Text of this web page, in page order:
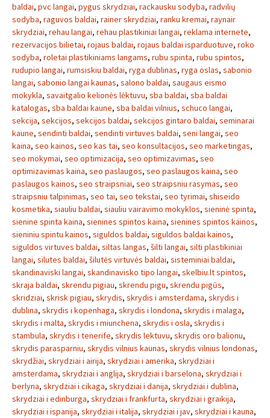
baldai, pvc langai, pygus skrydziai, rackausku sodyba, radvilių
sodyba, raguvos baldai, rainer skrydziai, ranku kremai, raynair
skrydziai, rehau langai, rehau plastikiniai langai, reklama internete,
rezervacijos bilietai, rojaus baldai, rojaus baldai isparduotuve, roko
sodyba, roletai plastikiniams langams, rubu spinta, rubu spintos,
rudupio langai, rumsiskiu baldai, ryga dublinas, ryga oslas, sabonio
langai, sabonio langai kaunas, salono baldai, saugaus eismo
mokykla, savaitgalio kelionės lėktuvu, sba baldai, sba baldai
katalogas, sba baldai kaune, sba baldai vilnius, schuco langai,
sekcija, sekcijos, sekcijos baldai, sekcijos gintaro baldai, seminarai
kaune, sendinti baldai, sendinti virtuves baldai, seni langai, seo
kaina, seo kainos, seo kas tai, seo konsultacijos, seo marketingas,
seo mokymai, seo optimizacija, seo optimizavimas, seo
optimizavimas kaina, seo paslaugos, seo paslaugos kaina, seo
paslaugos kainos, seo straipsniai, seo straipsniu rasymas, seo
straipsniu talpinimas, seo tai, seo tekstai, seo tyrimai, shiseido
kosmetika, siauliu baldai, siauliu vairavimo mokyklos, sieninė spinta,
sienine spinta kaina, sienines spintos kaina, sienines spintos kainos,
sieniniu spintu kainos, siguldos baldai, siguldos baldai kainos,
siguldos virtuves baldai, siltas langas, šilti langai, silti plastikiniai
langai, silutes baldai, šilutės virtuvės baldai, sisteminiai baldai,
skandinaviski langai, skandinavisko tipo langai, skelbiu.lt spintos,
skraja baldai, skrendu pigiau, skrendu pigu, skrendu pigūs,
skridziai, skrisk pigiau, skrydis, skrydis i amsterdama, skrydis i
dublina, skrydis i kopenhaga, skrydis i londona, skrydis i malaga,
skrydis i malta, skrydis i miunchena, skrydis i osla, skrydis i
stambula, skrydis i tenerife, skrydis lektuvu, skrydis oro balionu,
skrydis parasparniu, skrydis vilnius kaunas, skrydis vilnius londonas,
skrydžiai, skrydziai i airija, skrydziai i amerika, skrydziai i
amsterdama, skrydziai i anglija, skrydziai i barselona, skrydziai i
berlyna, skrydziai i cikaga, skrydziai i danija, skrydziai i dublina,
skrydziai i edinburga, skrydziai i frankfurta, skrydziai i graikija,
skrydziai i ispanija, skrydziai i italija, skrydziai i jav, skrydziai i kauna,